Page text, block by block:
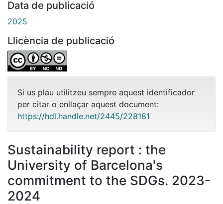
Data de publicació
2025
Llicència de publicació
Si us plau utilitzeu sempre aquest identificador
per citar o enllaçar aquest document:
https://hdl.handle.net/2445/228181
Sustainability report : the
University of Barcelona's
commitment to the SDGs. 2023-
2024